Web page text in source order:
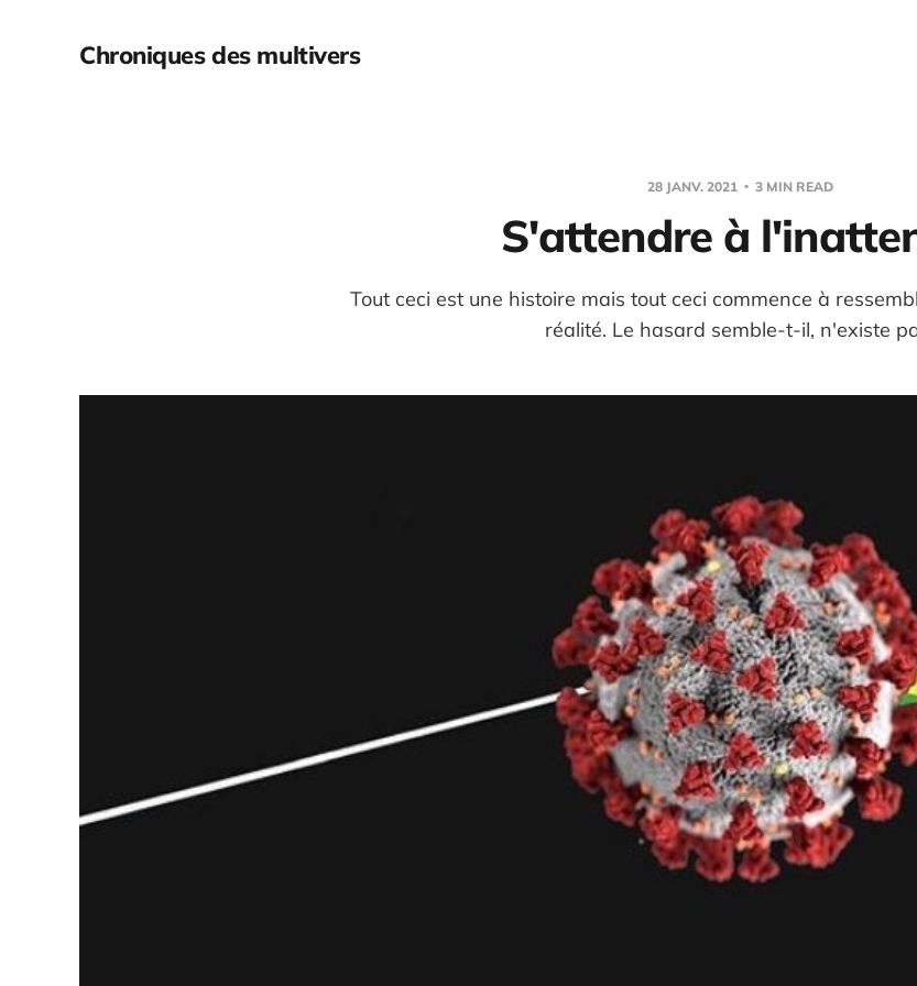
Chroniques des multivers
28 JANV. 2021 3 MIN READ
S'attendre à
Tout ceci est une histoire mais tout ceci commence à
réalité. Le hasard semble-t-il, n'existe